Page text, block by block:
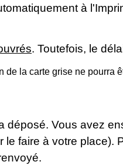
à
. Toutefois, le
la carte grise ne pourra
déposé. Vous avez
faire à votre place).